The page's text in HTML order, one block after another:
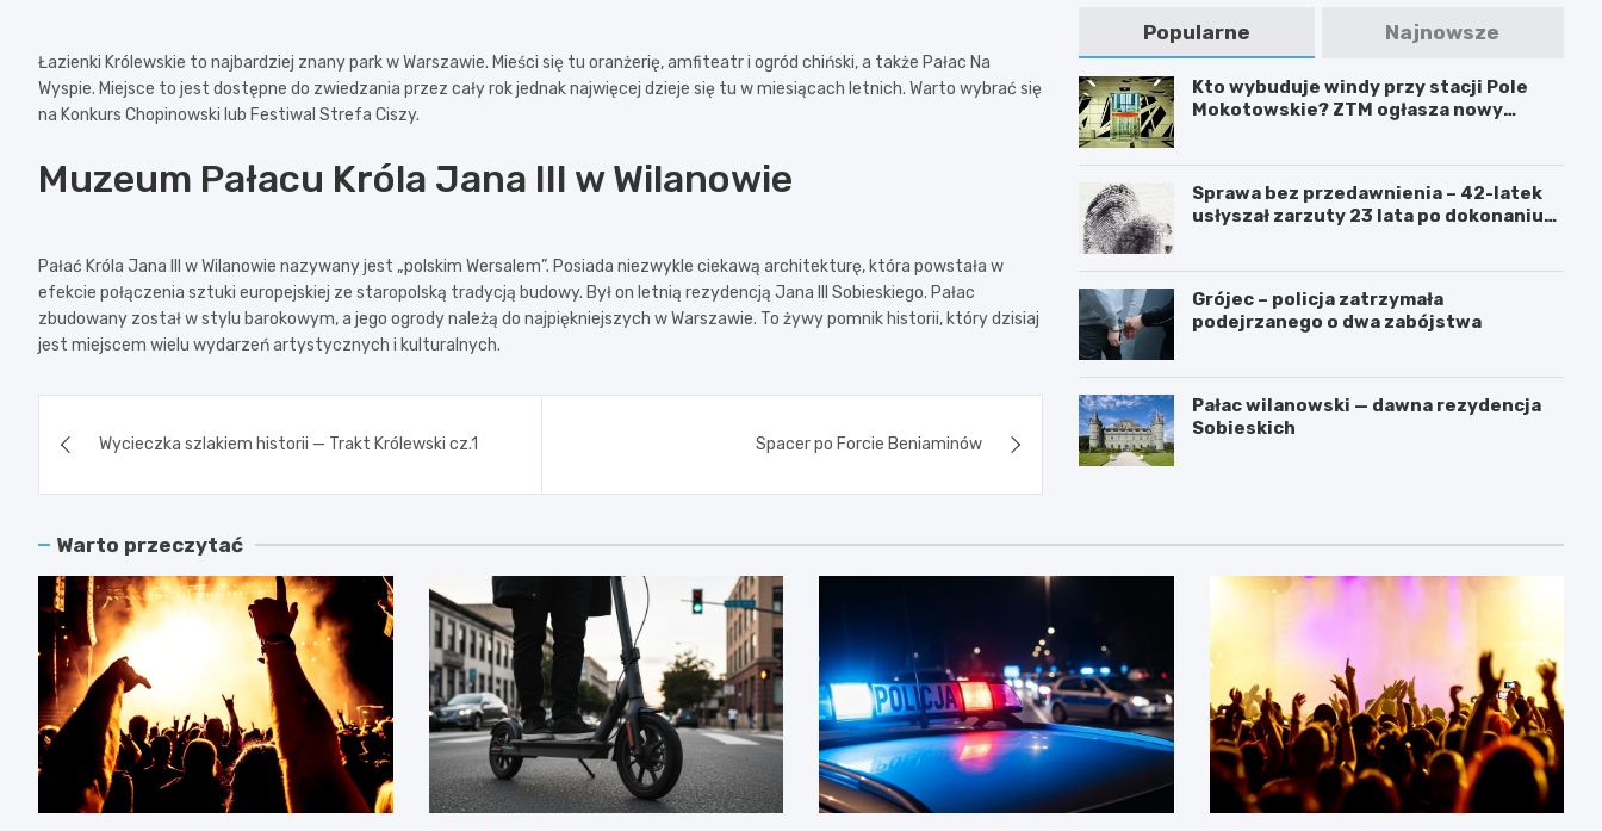
Łazienki Królewskie to najbardziej znany park w Warszawie. Mieści się tu oranżerię, amfiteatr i ogród chiński, a także Pałac Na
Wyspie. Miejsce to jest dostępne do zwiedzania przez cały rok jednak najwięcej dzieje się tu w miesiącach letnich. Warto wybrać się
na Konkurs Chopinowski lub Festiwal Strefa Ciszy.
Muzeum Pałacu Króla Jana III w Wilanowie
Pałać Króla Jana III w Wilanowie nazywany jest „polskim Wersalem”. Posiada niezwykle ciekawą architekturę, która powstała w
efekcie połączenia sztuki europejskiej ze staropolską tradycją budowy. Był on letnią rezydencją Jana III Sobieskiego. Pałac
zbudowany został w stylu barokowym, a jego ogrody należą do najpiękniejszych w Warszawie. To żywy pomnik historii, który dzisiaj
jest miejscem wielu wydarzeń artystycznych i kulturalnych.
wpisuWycieczka szlakiem historii — Trakt Królewski cz.1 Spacer po Forcie Beniaminów
Popularne Najnowsze
Kto wybuduje windy przy stacji Pole
Mokotowskie? ZTM ogłasza nowy
Sprawa bez przedawnienia – 42-latek
usłyszał zarzuty 23 lata po dokonaniu
Grójec – policja zatrzymała
podejrzanego o dwa zabójstwa
Pałac wilanowski — dawna rezydencja
Sobieskich
Warto przeczytać